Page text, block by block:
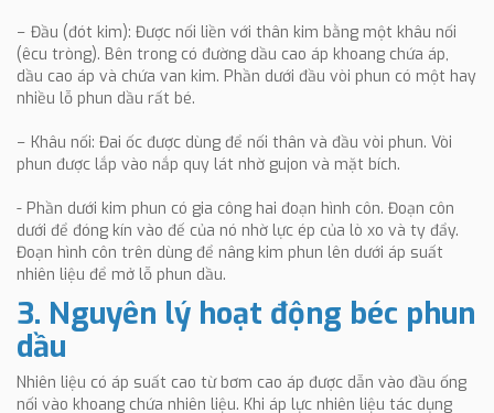
− Đầu (đót kim): Được nối liền với thân kim bằng một khâu nối
(êcu tròng). Bên trong có đường dầu cao áp khoang chứa áp,
dầu cao áp và chứa van kim. Phần dưới đầu vòi phun có một hay
nhiều lỗ phun dầu rất bé.
− Khâu nối: Đai ốc được dùng để nối thân và đầu vòi phun. Vòi
phun được lắp vào nắp quy lát nhờ gujon và mặt bích.
- Phần dưới kim phun có gia công hai đoạn hình côn. Đoạn côn
dưới để đóng kín vào đế của nó nhờ lực ép của lò xo và ty đẩy.
Đoạn hình côn trên dùng để nâng kim phun lên dưới áp suất
nhiên liệu để mở lỗ phun dầu.
3. Nguyên lý hoạt động béc phun
dầu
Nhiên liệu có áp suất cao từ bơm cao áp được dẫn vào đầu ống
nối vào khoang chứa nhiên liệu. Khi áp lực nhiên liệu tác dụng